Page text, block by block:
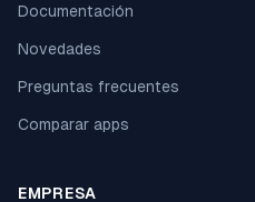
Documentación
Novedades
Preguntas frecuentes
Comparar apps
EMPRESA